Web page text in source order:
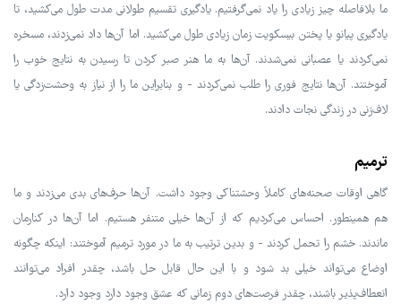
ما بلافاصله چیز زیادی را یاد نمی‌گرفتیم. یادگیری تقسیم طولانی مدت طول می‌کشید، تا
یادگیری پیانو یا پختن بیسکویت زمان زیادی طول می‌کشید. اما آن‌ها داد نمی‌زدند، مسخره
نمی‌کردند یا عصبانی نمی‌شدند. آن‌ها به ما هنر صبر کردن تا رسیدن به نتایج خوب را
آموختند. آن‌ها نتایج فوری را طلب نمی‌کردند - و بنابراین ما را از نیاز به وحشت‌زدگی یا
لاف‌زنی در زندگی نجات دادند.
ترمیم
گاهی اوقات صحنه‌های کاملاً وحشتناکی وجود داشت. آن‌ها حرف‌های بدی می‌زدند و ما
هم همینطور. احساس می‌کردیم که از آن‌ها خیلی متنفر هستیم. اما آن‌ها در کنارمان
ماندند. خشم را تحمل کردند - و بدین ترتیب به ما در مورد ترمیم آموختند: اینکه چگونه
اوضاع می‌تواند خیلی بد شود و با این حال قابل حل باشد، چقدر افراد می‌توانند
انعطاف‌پذیر باشند، چقدر فرصت‌های دوم زمانی که عشق وجود دارد وجود دارد.